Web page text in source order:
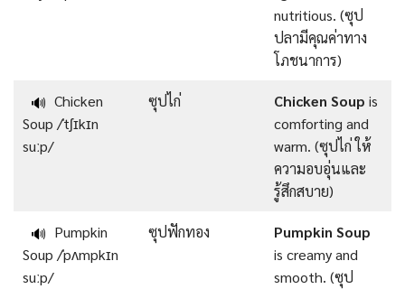
nutritious. (ซุป
ปลามีคุณค่าทาง
โภชนาการ)
🔊 Chicken
Soup /ˈtʃɪkɪn
suːp/
ซุปไก่ Chicken Soup is
comforting and
warm. (ซุปไก่ ให้
ความอบอุ่นและ
รู้สึกสบาย)
🔊 Pumpkin
Soup /ˈpʌmpkɪn
suːp/
ซุปฟักทอง
Pumpkin Soup
is creamy and
smooth. (ซุป